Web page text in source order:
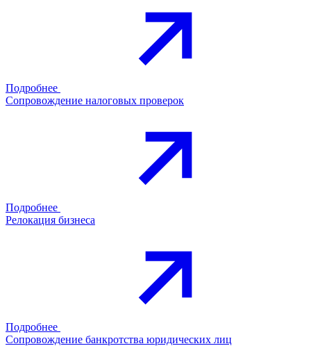
Подробнее
Сопровождение налоговых проверок
Подробнее
Релокация бизнеса
Подробнее
Сопровождение банкротства юридических лиц